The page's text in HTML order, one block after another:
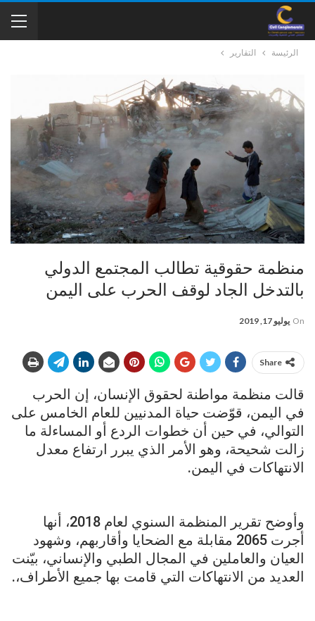
الرئيسة التقارير
منظمة حقوقية تطالب المجتمع الدولي
بالتدخل الجاد لوقف الحرب على اليمن
On يوليو 17, 2019
Share
قالت منظمة مواطنة لحقوق الإنسان، إن الحرب
في اليمن، قوّضت حياة المدنيين للعام الخامس على
التوالي، في حين أن خطوات الردع أو المساءلة ما
زالت شحيحة، وهو الأمر الذي يبرر ارتفاع معدل
الانتهاكات في اليمن.
وأوضح تقرير المنظمة السنوي لعام 2018، أنها
أجرت 2065 مقابلة مع الضحايا وأقاربهم، وشهود
العيان والعاملين في المجال الطبي والإنساني، بيّنت
العديد من الانتهاكات التي قامت بها جميع الأطراف،.